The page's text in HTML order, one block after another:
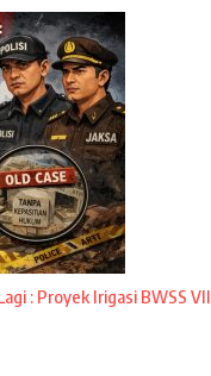
: Proyek Irigasi BWSS VII